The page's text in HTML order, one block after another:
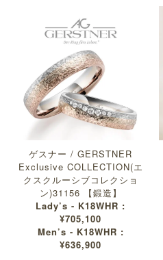
ゲスナー / GERSTNER
Exclusive COLLECTION(エ
クスクルーシブコレクショ
ン)31156 【鍛造】
Lady’s - K18WHR :
¥705,100
Men’s - K18WHR :
¥636,900